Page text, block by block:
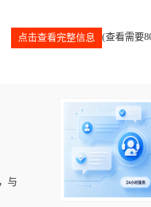
点击查看完整信息 (查看需要
与